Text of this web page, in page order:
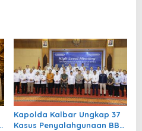
Kapolda Kalbar Ungkap 37
Kasus Penyalahgunaan BBM